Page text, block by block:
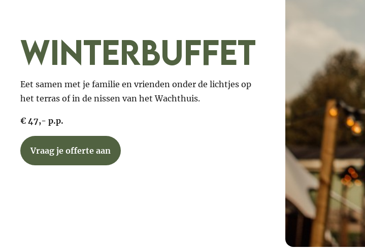
Winterbuffet
Eet samen met je familie en vrienden onder de lichtjes op
het terras of in de nissen van het Wachthuis.
€ 47,- p.p.
Vraag je offerte aan